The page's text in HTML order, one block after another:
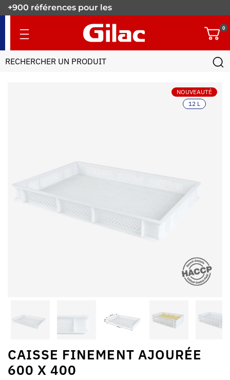
NOUVEAUTÉ
12 L
CAISSE FINEMENT AJOURÉE
600 X 400
+900 références pour les
0